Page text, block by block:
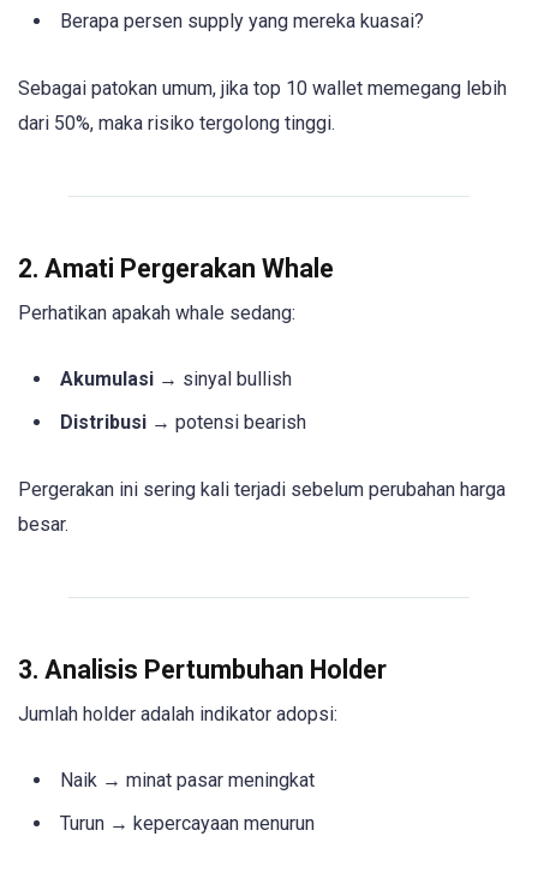
Berapa persen supply yang mereka kuasai?
Sebagai patokan umum, jika top 10 wallet memegang lebih
dari 50%, maka risiko tergolong tinggi.
2. Amati Pergerakan Whale
Perhatikan apakah whale sedang:
Akumulasi → sinyal bullish
Distribusi → potensi bearish
Pergerakan ini sering kali terjadi sebelum perubahan harga
besar.
3. Analisis Pertumbuhan Holder
Jumlah holder adalah indikator adopsi:
Naik → minat pasar meningkat
Turun → kepercayaan menurun